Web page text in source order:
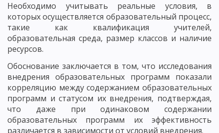
Необходимо учитывать реальные условия, в
которых осуществляется образовательный процесс,
такие как квалификация учителей,
образовательная среда, размер классов и наличие
ресурсов.
Обоснование заключается в том, что исследования
внедрения образовательных программ показали
корреляцию между содержанием образовательных
программ и статусом их внедрения, подтверждая,
что даже при одинаковом содержании
образовательных программ их эффективность
различается в зависимости от условий внедрения.